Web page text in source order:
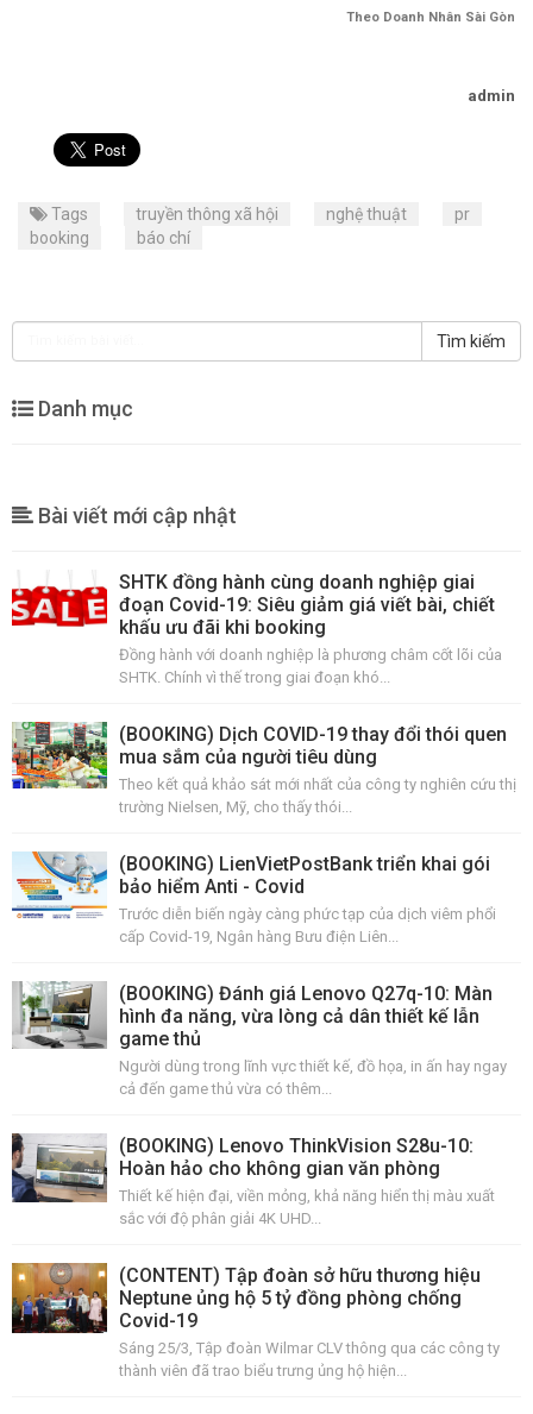
Theo Doanh Nhân Sài Gòn
admin
Tags truyền thông xã hội nghệ thuật
pr
booking
báo chí
Tìm kiếm
Danh mục
Bài viết mới cập nhật
SHTK đồng hành cùng doanh nghiệp giai
đoạn Covid-19: Siêu giảm giá viết bài, chiết
khấu ưu đãi khi booking
Đồng hành với doanh nghiệp là phương châm cốt lõi của
SHTK. Chính vì thế trong giai đoạn khó...
(BOOKING) Dịch COVID-19 thay đổi thói quen
mua sắm của người tiêu dùng
Theo kết quả khảo sát mới nhất của công ty nghiên cứu thị
trường Nielsen, Mỹ, cho thấy thói...
(BOOKING) LienVietPostBank triển khai gói
bảo hiểm Anti - Covid
Trước diễn biến ngày càng phức tạp của dịch viêm phổi
cấp Covid-19, Ngân hàng Bưu điện Liên...
(BOOKING) Đánh giá Lenovo Q27q-10: Màn
hình đa năng, vừa lòng cả dân thiết kế lẫn
game thủ
Người dùng trong lĩnh vực thiết kế, đồ họa, in ấn hay ngay
cả đến game thủ vừa có thêm...
(BOOKING) Lenovo ThinkVision S28u-10:
Hoàn hảo cho không gian văn phòng
Thiết kế hiện đại, viền mỏng, khả năng hiển thị màu xuất
sắc với độ phân giải 4K UHD...
(CONTENT) Tập đoàn sở hữu thương hiệu
Neptune ủng hộ 5 tỷ đồng phòng chống
Covid-19
Sáng 25/3, Tập đoàn Wilmar CLV thông qua các công ty
thành viên đã trao biểu trưng ủng hộ hiện...